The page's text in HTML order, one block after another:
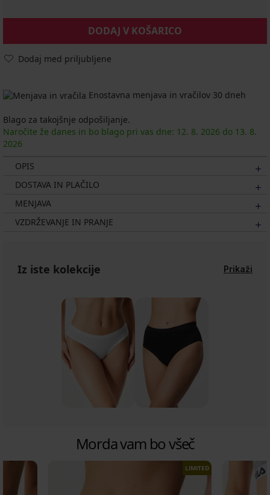
DODAJ V KOŠARICO
Dodaj med priljubljene
Enostavna menjava in vračilov 30 dneh
Blago za takojšnje odpošiljanje.
Naročite že danes in bo blago pri vas dne: 12. 8. 2026 do 13. 8.
2026
OPIS
DOSTAVA IN PLAČILO
MENJAVA
VZDRŽEVANJE IN PRANJE
Iz iste kolekcije Prikaži
Morda vam bo všeč
LIMITED